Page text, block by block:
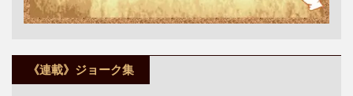
《連載》ジョーク集